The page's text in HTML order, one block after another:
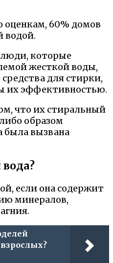
оценкам, 60% домов
водой.
которые
жесткой воды,
для стирки,
их эффективностью.
что их стиральный
образом
была вызвана
вода?
если она содержит
минералов,